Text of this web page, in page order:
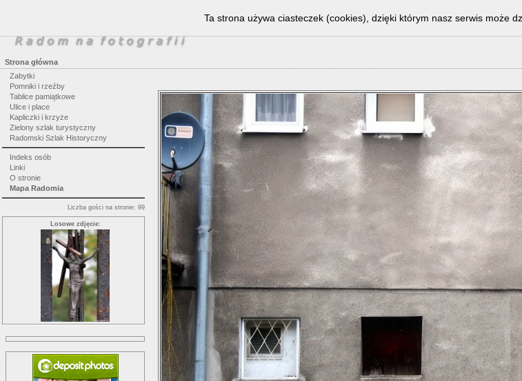
Strona główna
Zabytki
Pomniki i rzeźby
Tablice pamiątkowe
Ulice i place
Kapliczki i krzyże
Zielony szlak turystyczny
Radomski Szlak Historyczny
Indeks osób
Linki
O stronie
Mapa Radomia
Liczba gości na stronie: 99
Losowe zdjęcie:
Ta strona używa ciasteczek (cookies), dzięki którym nasz serwis może